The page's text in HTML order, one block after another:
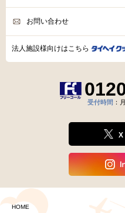
お問い合わせ
法人施設様向けはこちら
受付時間 ：
X
HOME